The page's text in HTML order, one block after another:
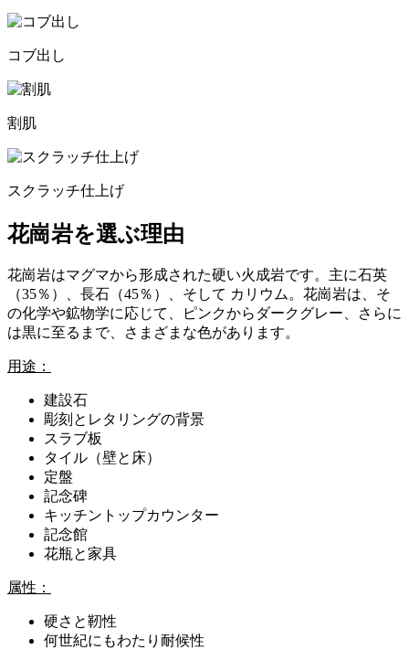
コブ出し
割肌
スクラッチ仕上げ
花崗岩を選ぶ理由
花崗岩はマグマから形成された硬い火成岩です。主に石英
（35％）、長石（45％）、そして カリウム。花崗岩は、そ
の化学や鉱物学に応じて、ピンクからダークグレー、さらに
は黒に至るまで、さまざまな色があります。
用途：
建設石
彫刻とレタリングの背景
スラブ板
タイル（壁と床）
定盤
記念碑
キッチントップカウンター
記念館
花瓶と家具
属性：
硬さと靭性
何世紀にもわたり耐候性